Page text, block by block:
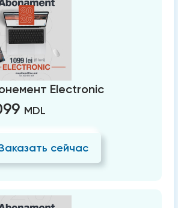
Electronic
MDL
сейчас